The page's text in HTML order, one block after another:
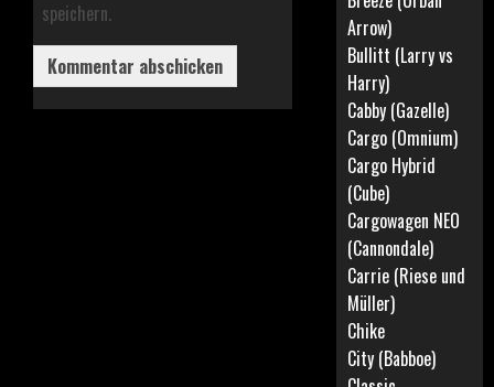
speichern.
Arrow)
Bullitt (Larry vs
Harry)
Cabby (Gazelle)
Cargo (Omnium)
Cargo Hybrid
(Cube)
Cargowagen NEO
(Cannondale)
Carrie (Riese und
Müller)
Chike
City (Babboe)